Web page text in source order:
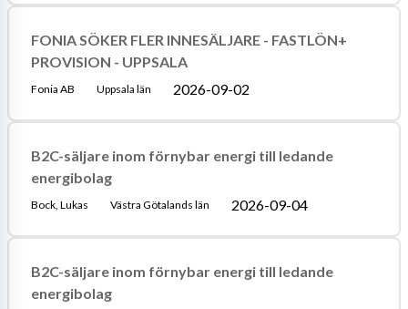
FONIA SÖKER FLER INNESÄLJARE - FASTLÖN+
PROVISION - UPPSALA
Fonia AB Uppsala län 2026-09-02
B2C-säljare inom förnybar energi till ledande
energibolag
Bock, Lukas Västra Götalands län 2026-09-04
B2C-säljare inom förnybar energi till ledande
energibolag